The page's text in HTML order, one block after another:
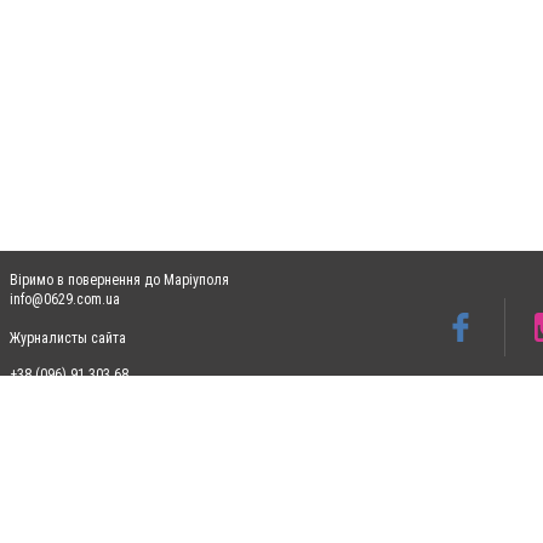
Віримо в повернення до Маріуполя
info@0629.com.ua
Журналисты сайта
+38 (096) 91 303 68